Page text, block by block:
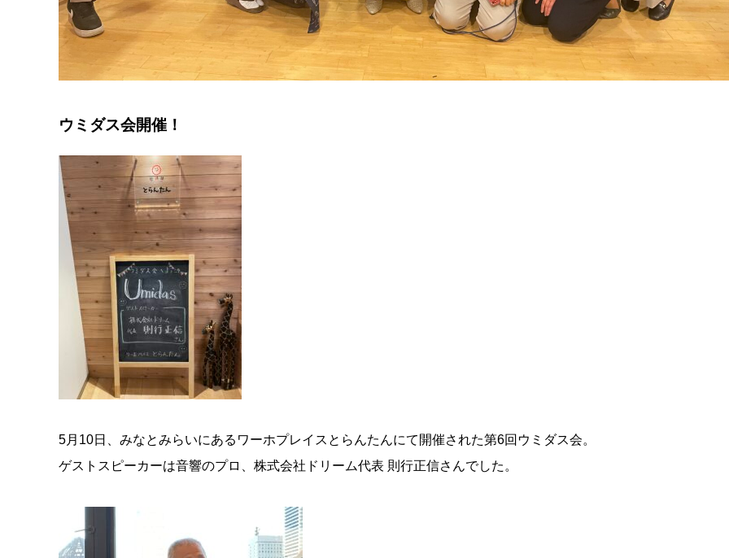
ウミダス会開催！
5月10日、みなとみらいにあるワーホプレイスとらんたんにて開催された第6回ウミダス会。
ゲストスピーカーは音響のプロ、株式会社ドリーム代表 則行正信さんでした。